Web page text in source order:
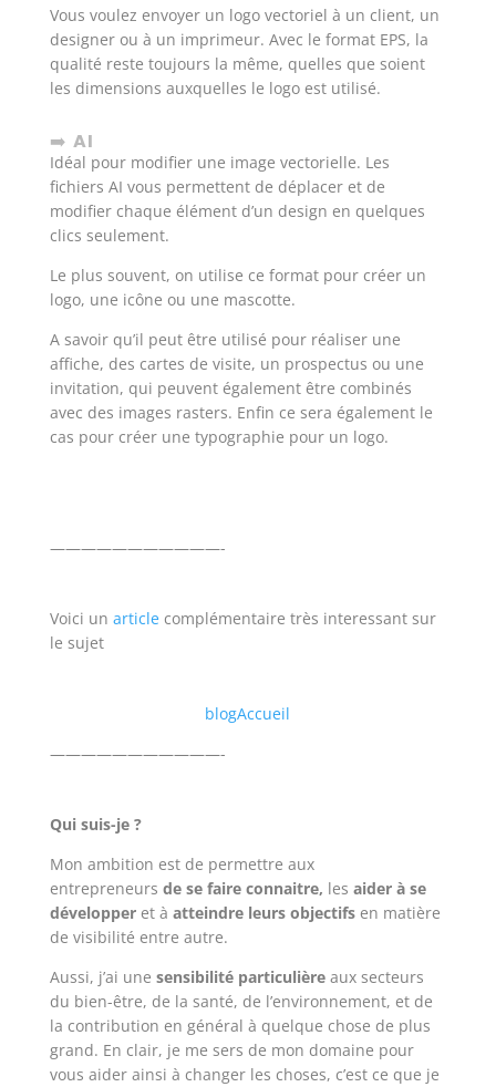
Vous voulez envoyer un logo vectoriel à un client, un
designer ou à un imprimeur. Avec le format EPS, la
qualité reste toujours la même, quelles que soient
les dimensions auxquelles le logo est utilisé.
➡️ AI
Idéal pour modifier une image vectorielle. Les
fichiers AI vous permettent de déplacer et de
modifier chaque élément d’un design en quelques
clics seulement.
Le plus souvent, on utilise ce format pour créer un
logo, une icône ou une mascotte.
A savoir qu’il peut être utilisé pour réaliser une
affiche, des cartes de visite, un prospectus ou une
invitation, qui peuvent également être combinés
avec des images rasters. Enfin ce sera également le
cas pour créer une typographie pour un logo.
———————————-
Voici un articlecomplémentaire très interessant sur
le sujet
blogAccueil
———————————-
Qui suis-je ?
Mon ambition est de permettre aux
entrepreneurs de se faire connaitre, les aider à se
développeret à atteindre leurs objectifsen matière
de visibilité entre autre.
Aussi, j’ai une sensibilité particulièreaux secteurs
du bien-être, de la santé, de l’environnement, et de
la contribution en général à quelque chose de plus
grand. En clair, je me sers de mon domaine pour
vous aider ainsi à changer les choses, c’est ce que je